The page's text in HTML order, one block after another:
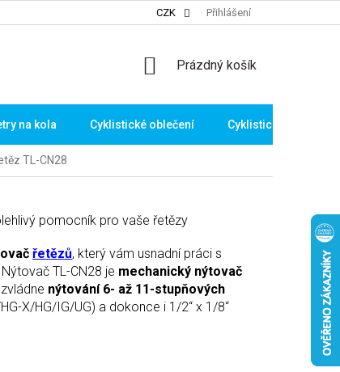
CZK Přihlášení
NÁKUPNÍ
Prázdný košík
na kola Cyklistické oblečení Cyklistické brýle
TL-CN28
pomocník pro vaše řetězy
řetězů, který vám usnadní práci s
TL-CN28 je mechanický nýtovač
nýtování 6- až 11-stupňových
X/HG/IG/UG) a dokonce i 1/2‘‘ x 1/8‘‘